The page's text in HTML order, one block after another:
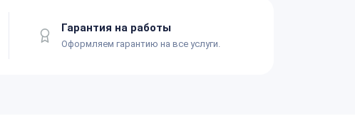
Гарантия на работы
Оформляем гарантию на все услуги.